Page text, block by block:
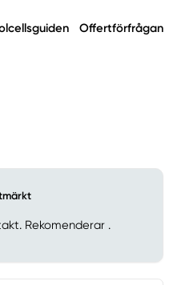
Offertförfrågan
Rekomenderar .